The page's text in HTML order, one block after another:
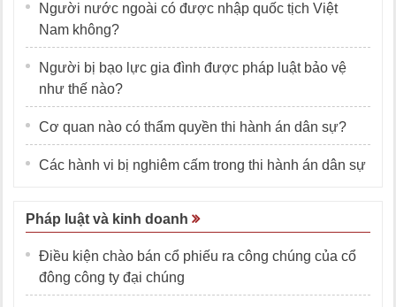
Người nước ngoài có được nhập quốc tịch Việt
Nam không?
Người bị bạo lực gia đình được pháp luật bảo vệ
như thế nào?
Cơ quan nào có thẩm quyền thi hành án dân sự?
Các hành vi bị nghiêm cấm trong thi hành án dân sự
Pháp luật và kinh doanh
Điều kiện chào bán cổ phiếu ra công chúng của cổ
đông công ty đại chúng